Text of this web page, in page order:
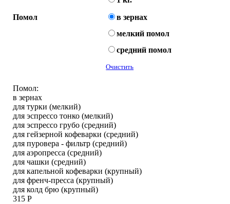
Помол
в зернах
мелкий помол
средний помол
Очистить
Помол:
в зернах
для турки (мелкий)
для эспрессо тонко (мелкий)
для эспрессо грубо (средний)
для гейзерной кофеварки (средний)
для пуровера - фильтр (средний)
для аэропресса (средний)
для чашки (средний)
для капельной кофеварки (крупный)
для френч-пресса (крупный)
для колд брю (крупный)
315Р